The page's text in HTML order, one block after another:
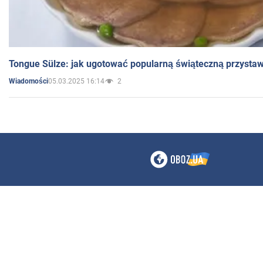
Tongue Sülze: jak ugotować popularną świąteczną
Wiadomości05.03.2025 16:14 2